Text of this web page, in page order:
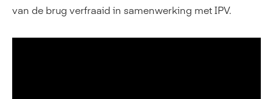
van de brug verfraaid in samenwerking met IPV.